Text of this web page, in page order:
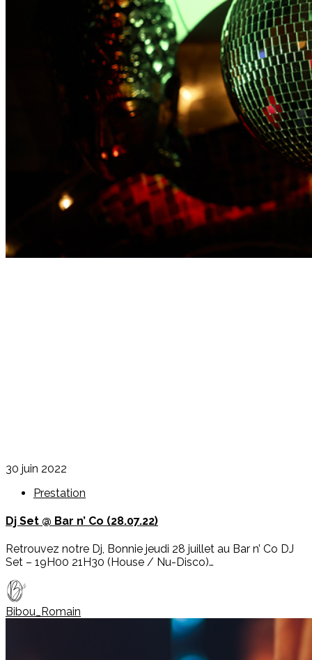
30 juin 2022
Prestation
Dj Set @ Bar n’ Co (28.07.22)
Retrouvez notre Dj, Bonnie jeudi 28 juillet au Bar n’ Co DJ
Set – 19H00 21H30 (House / Nu-Disco)…
Bibou_Romain